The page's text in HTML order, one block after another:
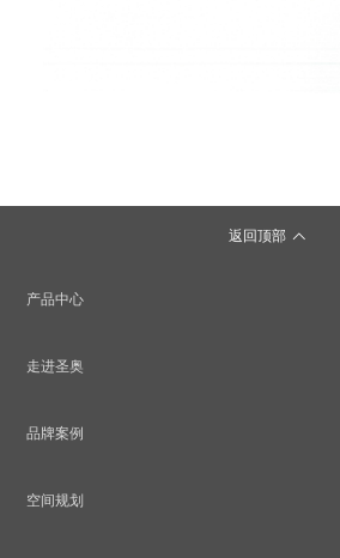
返回顶部
产品中心
走进圣奥
品牌案例
空间规划